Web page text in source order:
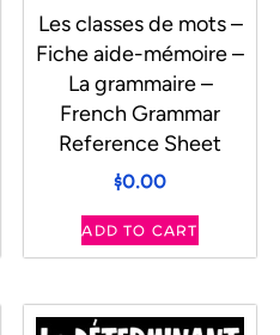
Les classes de mots –
Fiche aide-mémoire –
La grammaire –
French Grammar
Reference Sheet
$0.00
ADD TO CART